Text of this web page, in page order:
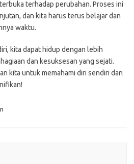
terhadap perubahan. Proses ini
dan kita harus terus belajar dan
waktu.
kita dapat hidup dengan lebih
dan kesuksesan yang sejati.
kita untuk memahami diri sendiri dan